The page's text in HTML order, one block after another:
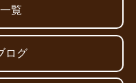
覧
ログ